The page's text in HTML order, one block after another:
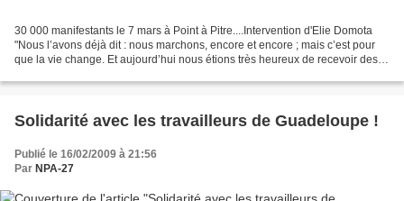
30 000 manifestants le 7 mars à Point à Pitre....Intervention d'Elie Domota
"Nous l’avons déjà dit : nous marchons, encore et encore ; mais c’est pour
que la vie change. Et aujourd’hui nous étions très heureux de recevoir des
Solidarité avec les travailleurs de Guadeloupe !
Publié le 16/02/2009 à 21:56
Par NPA-27